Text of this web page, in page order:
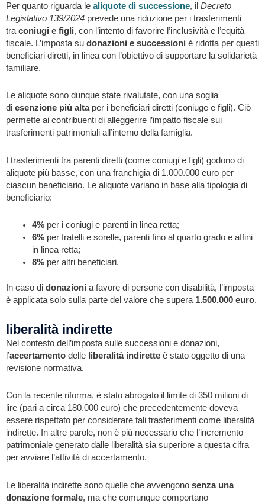
Per quanto riguarda le aliquote di successione, il Decreto
Legislativo 139/2024 prevede una riduzione per i trasferimenti
tra coniugi e figli, con l’intento di favorire l’inclusività e l’equità
fiscale. L’imposta su donazioni e successioni è ridotta per questi
beneficiari diretti, in linea con l’obiettivo di supportare la solidarietà
familiare.
Le aliquote sono dunque state rivalutate, con una soglia
di esenzione più altaper i beneficiari diretti (coniuge e figli). Ciò
permette ai contribuenti di alleggerire l’impatto fiscale sui
trasferimenti patrimoniali all’interno della famiglia.
I trasferimenti tra parenti diretti (come coniugi e figli) godono di
aliquote più basse, con una franchigia di 1.000.000 euro per
ciascun beneficiario. Le aliquote variano in base alla tipologia di
beneficiario:
4%per i coniugi e parenti in linea retta;
6%per fratelli e sorelle, parenti fino al quarto grado e affini
in linea retta;
8%per altri beneficiari.
In caso di donazioni a favore di persone con disabilità, l’imposta
è applicata solo sulla parte del valore che supera 1.500.000 euro.
liberalità indirette
Nel contesto dell’imposta sulle successioni e donazioni,
l’accertamento delle liberalità indirette è stato oggetto di una
revisione normativa.
Con la recente riforma, è stato abrogato il limite di 350 milioni di
lire (pari a circa 180.000 euro) che precedentemente doveva
essere rispettato per considerare tali trasferimenti come liberalità
indirette. In altre parole, non è più necessario che l’incremento
patrimoniale generato dalle liberalità sia superiore a questa cifra
per avviare l’attività di accertamento.
Le liberalità indirette sono quelle che avvengono senza una
donazione formale, ma che comunque comportano